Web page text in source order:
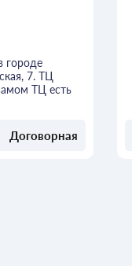
городе
7. ТЦ
ТЦ есть
Договорная